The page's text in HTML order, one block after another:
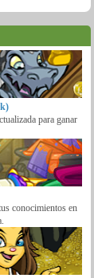
para ganar
conocimientos en